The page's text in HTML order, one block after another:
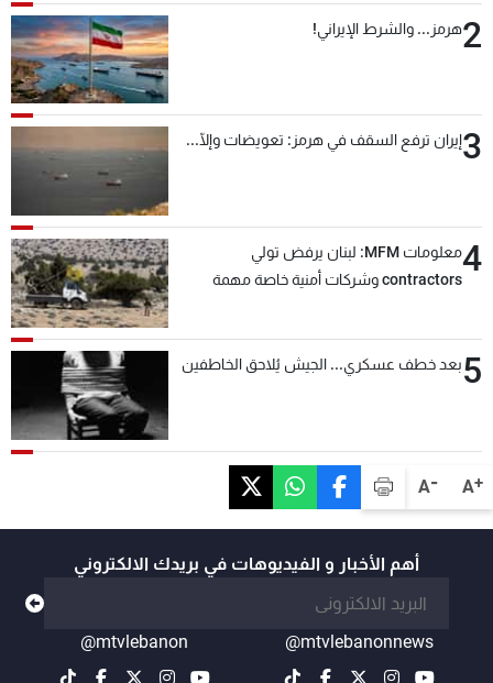
A+
A-
2هرمز... والشرط الإيراني!
3إيران ترفع السقف في هرمز: تعويضات وإلّا...
4
معلومات MFM: لبنان يرفض تولي
contractors وشركات أمنية خاصة مهمة
5بعد خطف عسكري... الجيش يُلاحق الخاطفين
أهم الأخبار و الفيديوهات في بريدك الالكتروني
@mtvlebanonnews
@mtvlebanon